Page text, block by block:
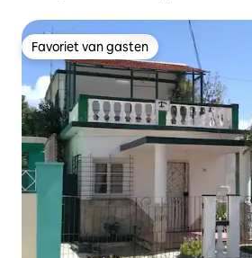
Favoriet van gasten
Favoriet van gasten